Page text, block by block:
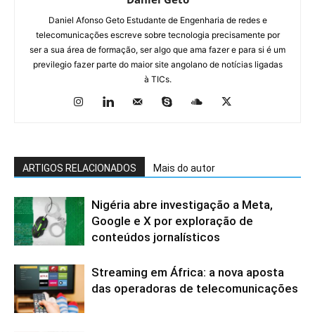
Daniel Afonso Geto Estudante de Engenharia de redes e
telecomunicações escreve sobre tecnologia precisamente por
ser a sua área de formação, ser algo que ama fazer e para si é um
previlegio fazer parte do maior site angolano de notícias ligadas
à TICs.
ARTIGOS RELACIONADOS Mais do autor
Nigéria abre investigação a Meta,
Google e X por exploração de
conteúdos jornalísticos
Streaming em África: a nova aposta
das operadoras de telecomunicações